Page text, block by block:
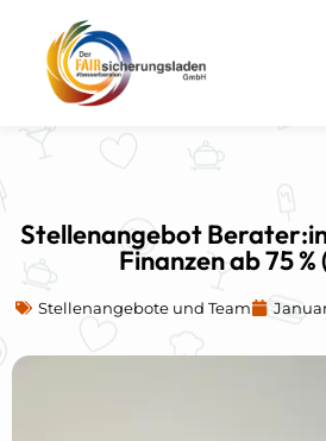
Stellenangebot
Finanzen ab 75
Stellenangebote und Team